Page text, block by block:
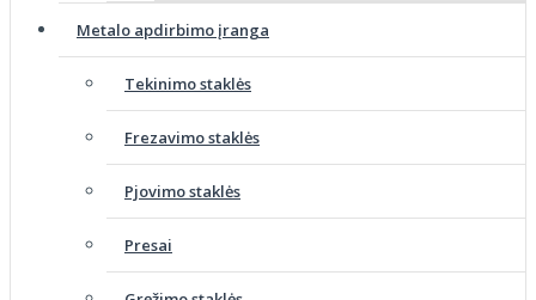
Metalo apdirbimo įranga
Tekinimo staklės
Frezavimo staklės
Pjovimo staklės
Presai